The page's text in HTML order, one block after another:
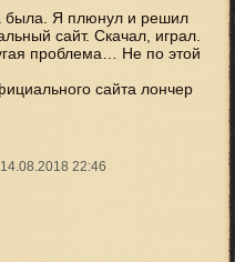
была. Я плюнул и решил
сайт. Скачал, играл.
проблема… Не по этой
сайта лончер
14.08.2018 22:46